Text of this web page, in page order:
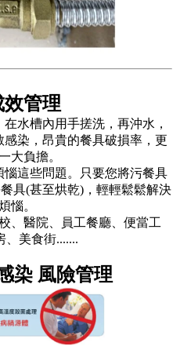
管理
水槽內用手搓洗，再沖水，
染，昂貴的餐具破損率，更
大負擔。
這些問題。只要您將污餐具
具(甚至烘乾)，輕輕鬆鬆解決
惱。
、醫院、員工餐廳、便當工
、美食街.......
染 風險管理